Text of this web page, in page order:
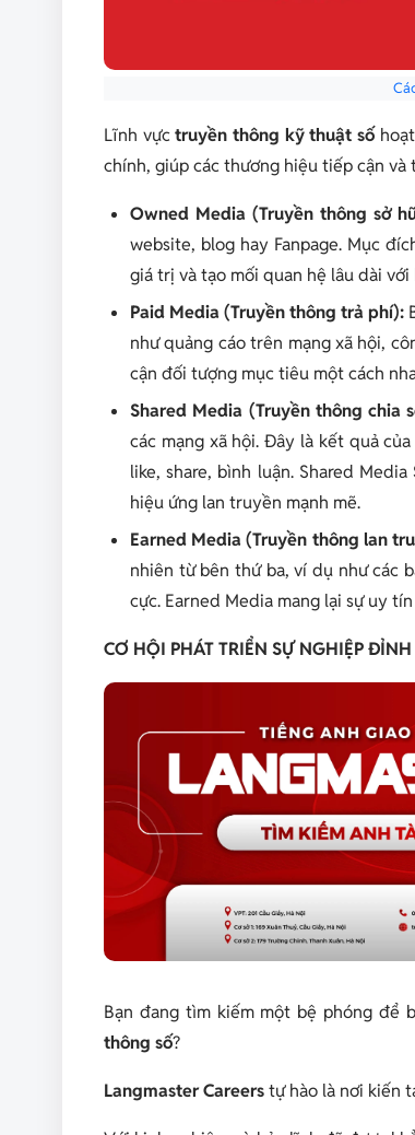
Lĩnh vựctruyền thông kỹ thuật sốhoạt
chính, giúp các thương hiệu tiếp cận
Owned Media (Truyền thông sở
website, blog hay Fanpage. Mục
giá trị và tạo mối quan hệ lâu dài với
Paid Media (Truyền thông trả phí):
như quảng cáo trên mạng xã hội,
cận đối tượng mục tiêu một cách
Shared Media (Truyền thông chia
các mạng xã hội. Đây là kết quả
like, share, bình luận. Shared Media
hiệu ứng lan truyền mạnh mẽ.
Earned Media (Truyền thông lan
nhiên từ bên thứ ba, ví dụ như các
cực. Earned Media mang lại sự uy
CƠ HỘI PHÁT TRIỂN SỰ NGHIỆP
Bạn đang tìm kiếm một bệ phóng để
thông số?
Langmaster Careerstự hào là nơi kiến